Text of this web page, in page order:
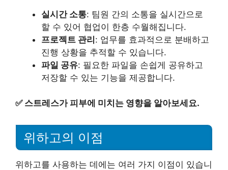
실시간 소통: 팀원 간의 소통을 실시간으로
할 수 있어 협업이 한층 수월해집니다.
프로젝트 관리: 업무를 효과적으로 분배하고
진행 상황을 추적할 수 있습니다.
파일 공유: 필요한 파일을 손쉽게 공유하고
저장할 수 있는 기능을 제공합니다.
✅ 스트레스가 피부에 미치는 영향을 알아보세요.
위하고의 이점
위하고를 사용하는 데에는 여러 가지 이점이 있습니